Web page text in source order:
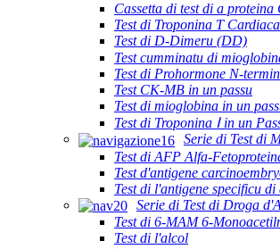
Cassetta di test di a
Test di Troponina T
Test di D-Dimeru (DD)
Test cumminatu di
Test di Prohormone N-
Test CK-MB in un passu
Test di mioglobina in un
Test di Troponina Ⅰ in un
Serie di Test di
Test di AFP Alfa-
Test d'antigene
Test di l'antigene specificu di
Serie di Test di Droga
Test di 6-MAM 6-
Test di l'alcol